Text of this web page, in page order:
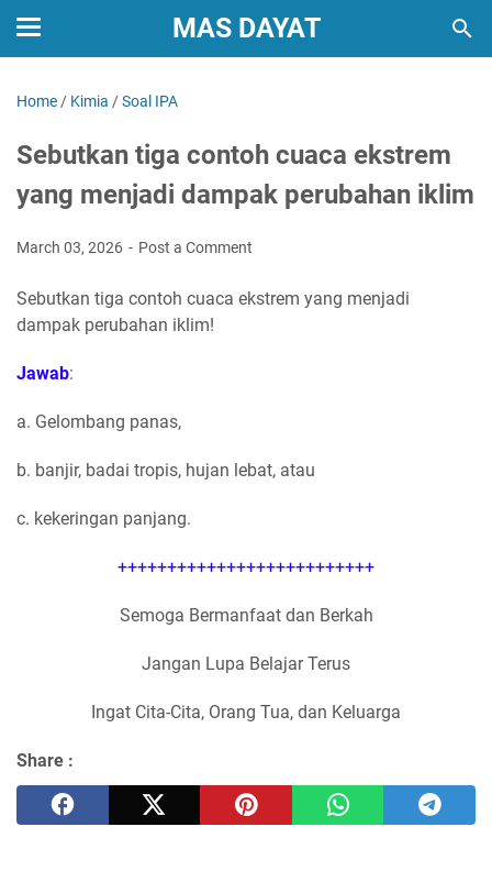
MAS DAYAT
Home / Kimia /Soal IPA
Sebutkan tiga contoh cuaca ekstrem
yang menjadi dampak perubahan iklim
March 03, 2026 Post a Comment
Sebutkan tiga contoh cuaca ekstrem yang menjadi
dampak perubahan iklim!
Jawab:
a. Gelombang panas,
b. banjir, badai tropis, hujan lebat, atau
c. kekeringan panjang.
++++++++++++++++++++++++++
Semoga Bermanfaat dan Berkah
Jangan Lupa Belajar Terus
Ingat Cita-Cita, Orang Tua, dan Keluarga
Share :